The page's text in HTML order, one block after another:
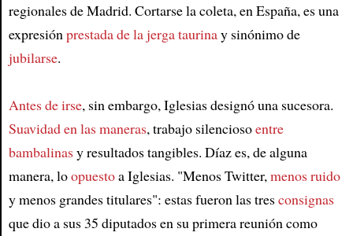
Article
regionales de Madrid. Cortarse la coleta, en España, es una
expresiónprestada de la jerga taurinay sinónimo de
jubilarse.
Antes de irse, sin embargo, Iglesias designó una sucesora.
Suavidad en las maneras, trabajo silenciosoentre
bambalinasy resultados tangibles. Díaz es, de alguna
manera, loopuestoa Iglesias. "Menos Twitter,menos ruido
y menos grandes titulares": estas fueron las tresconsignas
que dio a sus 35 diputados en su primera reunión como